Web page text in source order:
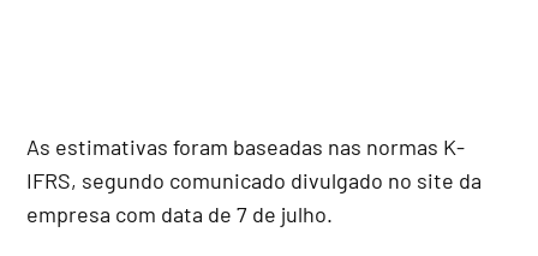
As estimativas foram baseadas nas normas K-
IFRS, segundo comunicado divulgado no site da
empresa com data de 7 de julho.